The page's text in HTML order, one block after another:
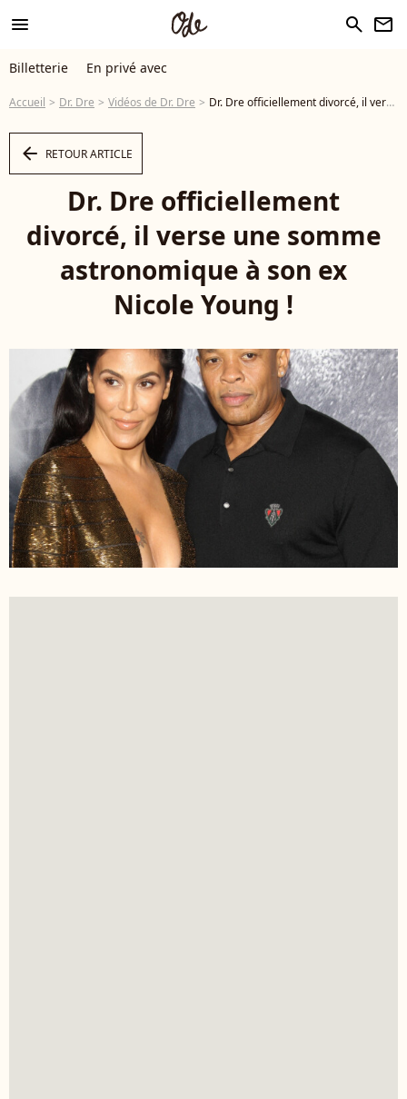
menu search newsletter
Billetterie En privé avec
Accueil Dr. Dre Vidéos de Dr. Dre Dr. Dre officiellement divorcé, il verse une somme astronomique à son ex Nicole Young ! - Vidéo
arrow_left RETOUR ARTICLE
Dr. Dre officiellement
divorcé, il verse une somme
astronomique à son ex
Nicole Young !